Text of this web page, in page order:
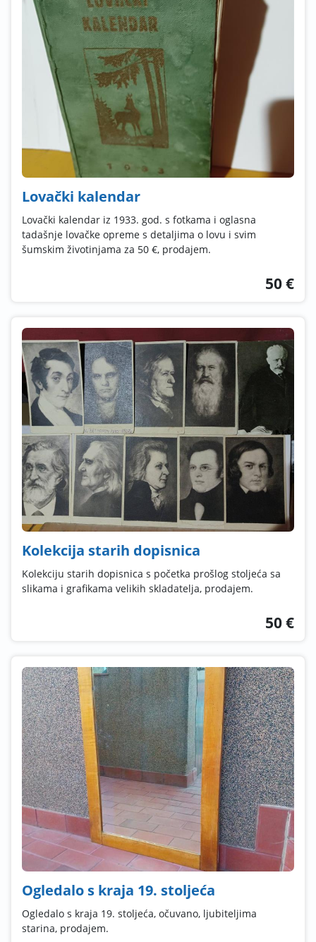
Lovački kalendar
Lovački kalendar iz 1933. god. s fotkama i oglasna
tadašnje lovačke opreme s detaljima o lovu i svim
šumskim životinjama za 50 €, prodajem.
50 €
Kolekcija starih dopisnica
Kolekciju starih dopisnica s početka prošlog stoljeća sa
slikama i grafikama velikih skladatelja, prodajem.
50 €
Ogledalo s kraja 19. stoljeća
Ogledalo s kraja 19. stoljeća, očuvano, ljubiteljima
starina, prodajem.